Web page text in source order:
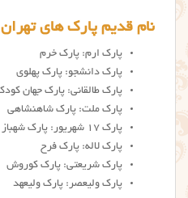
نام قدیم پارک های تهران
پارک ارم: پارک خرم
پارک دانشجو: پارک پهلوی
پارک طالقانی: پارک جهان
پارک ملت: پارک شاهنشاهی
پارک ۱۷ شهریور: پارک شهباز
پارک لاله: پارک فرح
پارک شریعتی: پارک کوروش
پارک ولیعصر: پارک ولیعهد